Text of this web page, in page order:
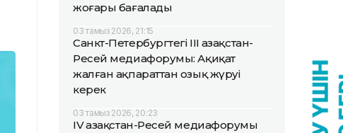
жоғары бағалады
03 тамыз 2026, 21:15
Санкт-Петербургтегі III Қазақстан-
Ресей медиафорумы: Ақиқат
жалған ақпараттан озық жүруі
керек
03 тамыз 2026, 20:23
IV Қазақстан-Ресей медиафорумы